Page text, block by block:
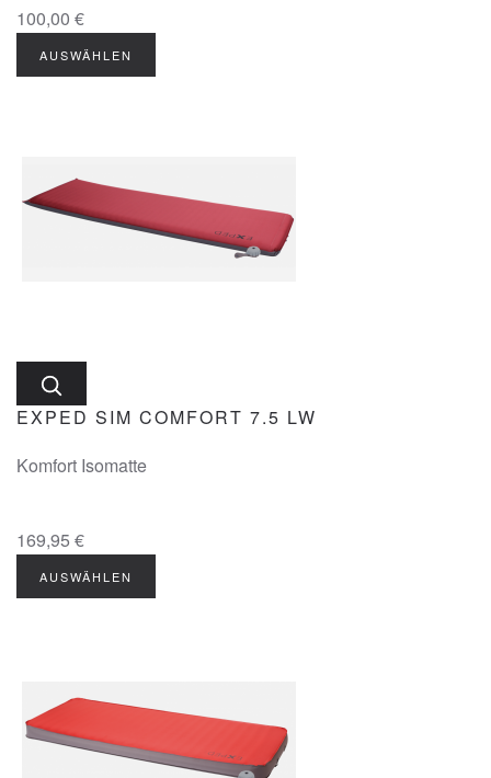
100,00 €
AUSWÄHLEN
EXPED SIM COMFORT 7.5 LW
Komfort Isomatte
169,95 €